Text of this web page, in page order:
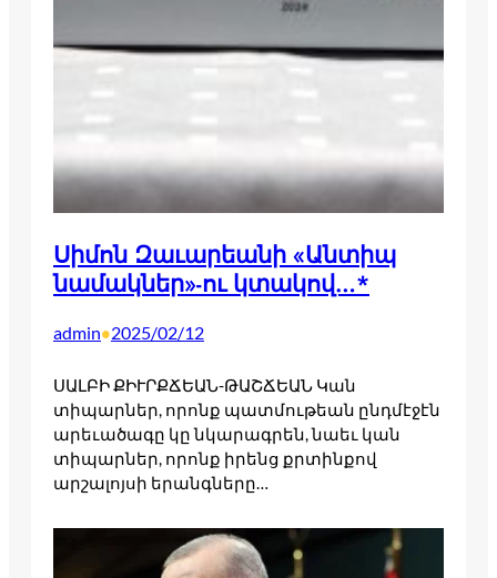
Սիմոն Զաւարեանի «Անտիպ
նամակներ»-ու կտակով…*
admin•2025/02/12
ՍԱԼԲԻ ՔԻՒՐՔՃԵԱՆ-ԹԱՇՃԵԱՆ Կան
տիպարներ, որոնք պատմութեան ընդմէջէն
արեւածագը կը նկարագրեն, նաեւ կան
տիպարներ, որոնք իրենց քրտինքով
արշալոյսի երանգները…